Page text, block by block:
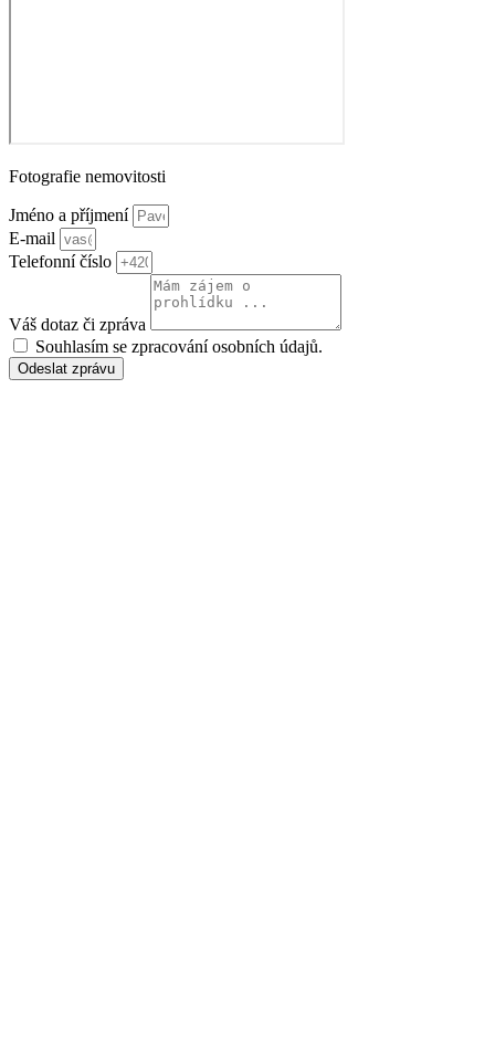
Fotografie nemovitosti
Jméno a příjmení
E-mail
Telefonní číslo
Váš dotaz či zpráva
Souhlasím se zpracování osobních údajů.
Odeslat zprávu